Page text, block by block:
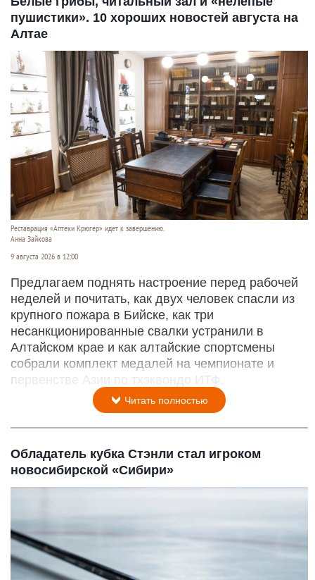
пушистики». 10 хороших новостей августа на
Алтае
Реставрация «Аптеки Крюгер» идет к завершению.
Анна Зайкова
9 августа 2026 в 12:00
Предлагаем поднять настроение перед рабочей
неделей и почитать, как двух человек спасли из
крупного пожара в Бийске, как три
несанкционированные свалки устранили в
Алтайском крае и как алтайские спортсмены
собрали комплект медалей на чемпионате и
первенстве Азии по тхэквондо ИТФ.
Читать полностью
Обладатель кубка Стэнли стал игроком
новосибирской «Сибири»